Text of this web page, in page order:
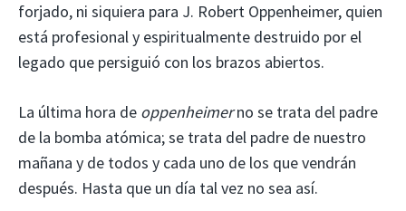
forjado, ni siquiera para J. Robert Oppenheimer, quien
está profesional y espiritualmente destruido por el
legado que persiguió con los brazos abiertos.
La última hora de oppenheimerno se trata del padre
de la bomba atómica; se trata del padre de nuestro
mañana y de todos y cada uno de los que vendrán
después. Hasta que un día tal vez no sea así.